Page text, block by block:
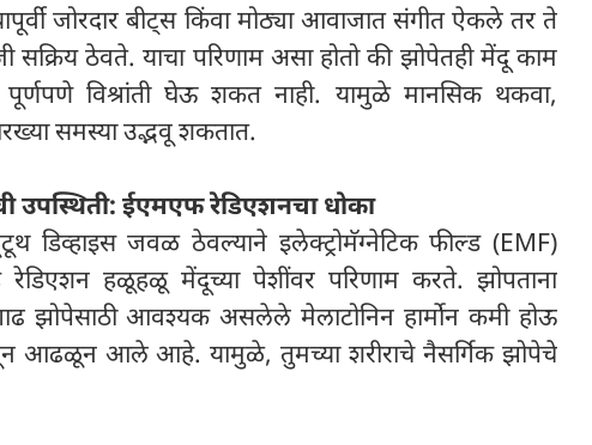
जोरदार बीट्स किंवा मोठ्या आवाजात संगीत ऐकले तर ते
ठेवते. याचा परिणाम असा होतो की झोपेतही मेंदू काम
विश्रांती घेऊ शकत नाही. यामुळे मानसिक थकवा,
समस्या उद्भवू शकतात.
उपस्थिती: ईएमएफ रेडिएशनचा धोका
डिव्हाइस जवळ ठेवल्याने इलेक्ट्रोमॅग्नेटिक फील्ड (EMF)
रेडिएशन हळूहळू मेंदूच्या पेशींवर परिणाम करते. झोपताना
झोपेसाठी आवश्यक असलेले मेलाटोनिन हार्मोन कमी होऊ
आले आहे. यामुळे, तुमच्या शरीराचे नैसर्गिक झोपेचे